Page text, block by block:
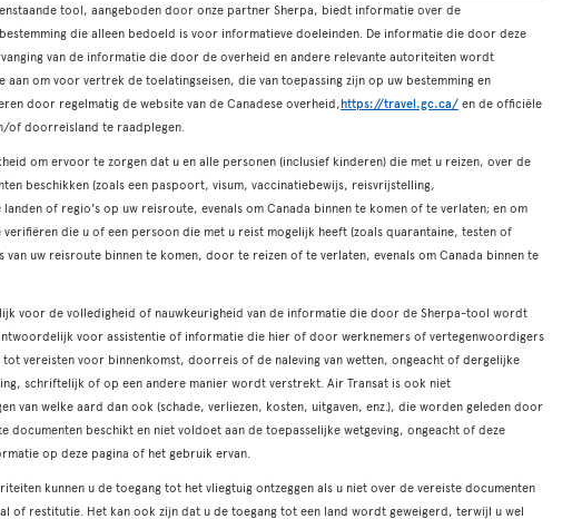
tool, aangeboden door onze partner Sherpa, biedt informatie over de
die alleen bedoeld is voor informatieve doeleinden. De informatie die door deze
van de informatie die door de overheid en andere relevante autoriteiten wordt
aan om voor vertrek de toelatingseisen, die van toepassing zijn op uw bestemming en
door regelmatig de website van de Canadese overheid,https://travel.gc.ca/ en de officiële
of doorreisland te raadplegen.
om ervoor te zorgen dat u en alle personen (inclusief kinderen) die met u reizen, over de
beschikken (zoals een paspoort, visum, vaccinatiebewijs, reisvrijstelling,
landen of regio's op uw reisroute, evenals om Canada binnen te komen of te verlaten; en om
die u of een persoon die met u reist mogelijk heeft (zoals quarantaine, testen of
uw reisroute binnen te komen, door te reizen of te verlaten, evenals om Canada binnen te
voor de volledigheid of nauwkeurigheid van de informatie die door de Sherpa-tool wordt
voor assistentie of informatie die hier of door werknemers of vertegenwoordigers
vereisten voor binnenkomst, doorreis of de naleving van wetten, ongeacht of dergelijke
schriftelijk of op een andere manier wordt verstrekt. Air Transat is ook niet
van welke aard dan ook (schade, verliezen, kosten, uitgaven, enz.), die worden geleden door
documenten beschikt en niet voldoet aan de toepasselijke wetgeving, ongeacht of deze
op deze pagina of het gebruik ervan.
kunnen u de toegang tot het vliegtuig ontzeggen als u niet over de vereiste documenten
of restitutie. Het kan ook zijn dat u de toegang tot een land wordt geweigerd, terwijl u wel